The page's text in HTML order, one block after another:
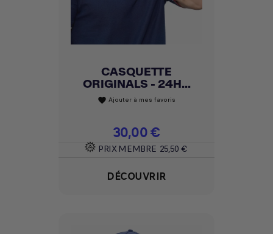
CASQUETTE
ORIGINALS - 24H...
favorite Ajouter à mes favoris
Prix
30,00 €
PRIX MEMBRE 25,50 €
DÉCOUVRIR